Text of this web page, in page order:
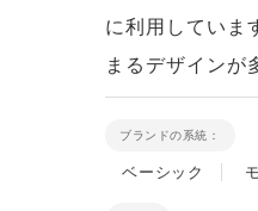
に利用していま
まるデザインが
ブランドの系統：
ベーシック